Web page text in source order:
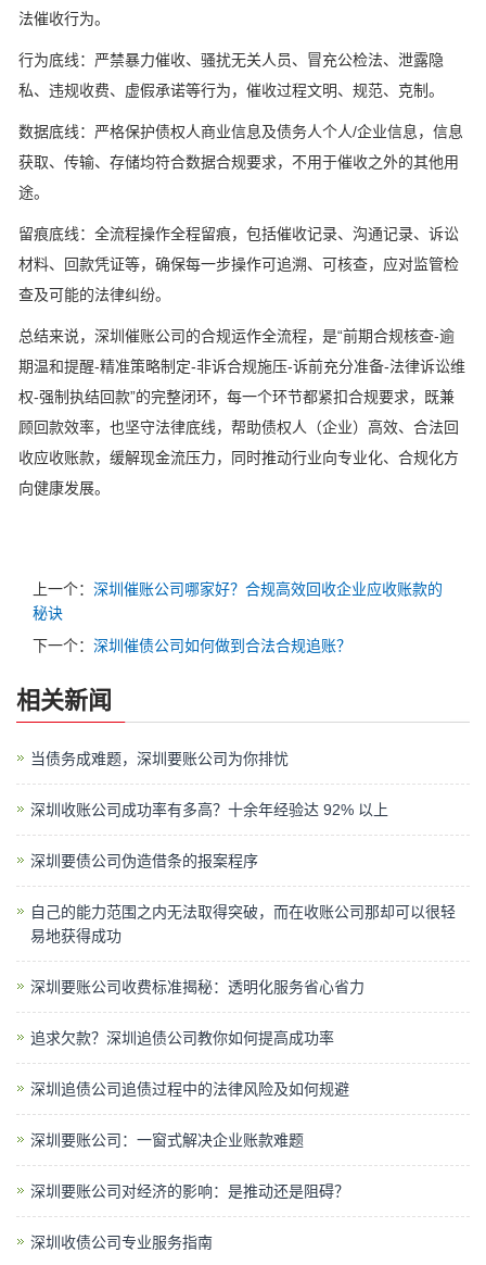
法催收行为。
行为底线：严禁暴力催收、骚扰无关人员、冒充公检法、泄露隐
私、违规收费、虚假承诺等行为，催收过程文明、规范、克制。
数据底线：严格保护债权人商业信息及债务人个人/企业信息，信息
获取、传输、存储均符合数据合规要求，不用于催收之外的其他用
途。
留痕底线：全流程操作全程留痕，包括催收记录、沟通记录、诉讼
材料、回款凭证等，确保每一步操作可追溯、可核查，应对监管检
查及可能的法律纠纷。
总结来说，深圳催账公司的合规运作全流程，是“前期合规核查-逾
期温和提醒-精准策略制定-非诉合规施压-诉前充分准备-法律诉讼维
权-强制执结回款”的完整闭环，每一个环节都紧扣合规要求，既兼
顾回款效率，也坚守法律底线，帮助债权人（企业）高效、合法回
收应收账款，缓解现金流压力，同时推动行业向专业化、合规化方
向健康发展。
上一个： 深圳催账公司哪家好？合规高效回收企业应收账款的
秘诀
下一个： 深圳催债公司如何做到合法合规追账？
相关新闻
当债务成难题，深圳要账公司为你排忧
深圳收账公司成功率有多高？十余年经验达 92% 以上
深圳要债公司伪造借条的报案程序
自己的能力范围之内无法取得突破，而在收账公司那却可以很轻
易地获得成功
深圳要账公司收费标准揭秘：透明化服务省心省力
追求欠款？深圳追债公司教你如何提高成功率
深圳追债公司追债过程中的法律风险及如何规避
深圳要账公司：一窗式解决企业账款难题
深圳要账公司对经济的影响：是推动还是阻碍？
深圳收债公司专业服务指南